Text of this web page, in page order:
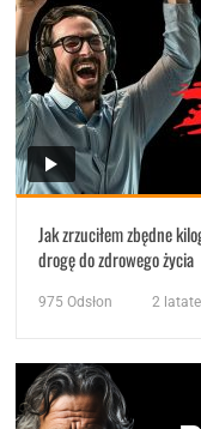
Jak zrzuciłem zbędne
drogę do zdrowego życia
975 Odsłon 2